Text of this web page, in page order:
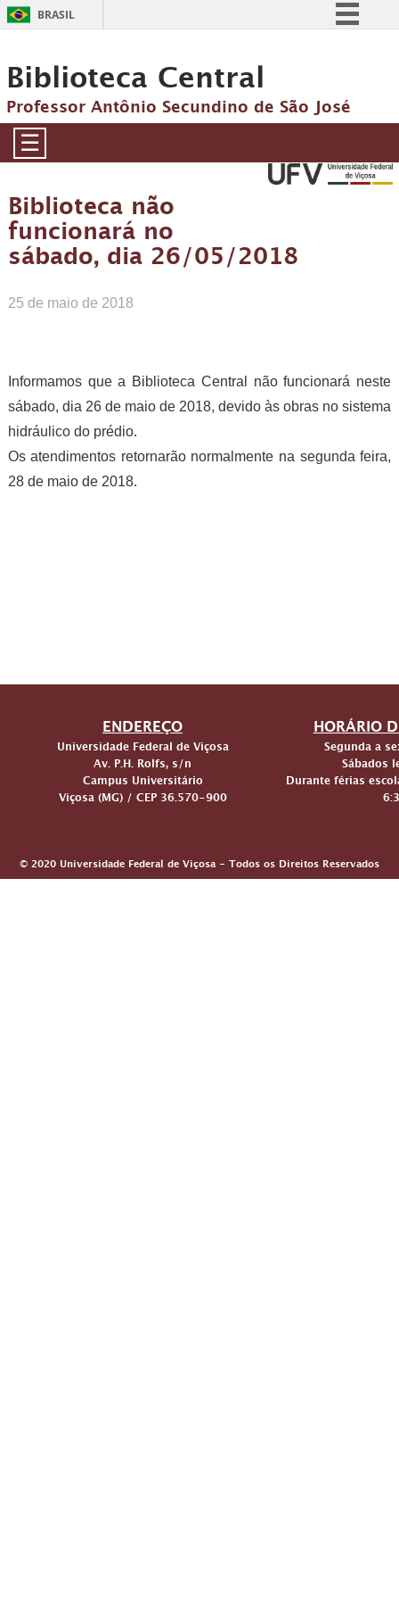
BRASIL
Comunica BR
Participe
Canais
Biblioteca Central
Professor Antônio Secundino de São José
☰
Biblioteca não
funcionará no
sábado, dia 26/05/2018
25 de maio de 2018
Informamos que a Biblioteca Central não funcionará neste
sábado, dia 26 de maio de 2018, devido às obras no sistema
hidráulico do prédio.
Os atendimentos retornarão normalmente na segunda feira,
28 de maio de 2018.
ENDEREÇO
Universidade Federal de Viçosa
Av. P.H. Rolfs, s/n
Campus Universitário
Viçosa (MG) / CEP 36.570-900
HORÁRIO
Segunda a
Sábados
Durante férias
© 2020 Universidade Federal de Viçosa - Todos os Direitos Reservados